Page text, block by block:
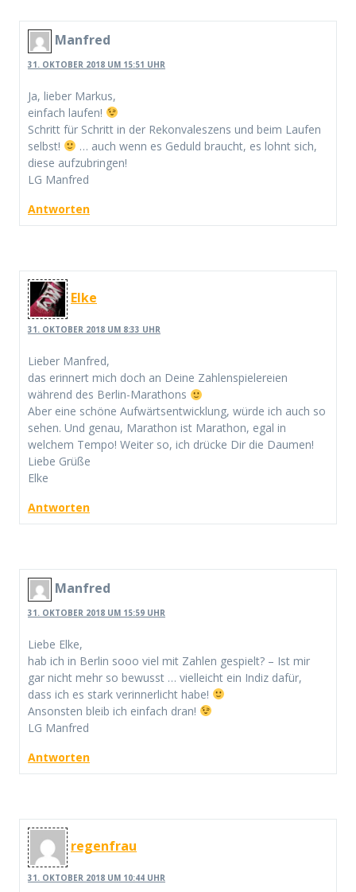
Manfred
31. OKTOBER 2018 UM 15:51 UHR
Ja, lieber Markus,
einfach laufen!
Schritt für Schritt in der Rekonvaleszens und beim Laufen
selbst!
… auch wenn es Geduld braucht, es lohnt sich,
diese aufzubringen!
LG Manfred
Antworten
Elke
31. OKTOBER 2018 UM 8:33 UHR
Lieber Manfred,
das erinnert mich doch an Deine Zahlenspielereien
während des Berlin-Marathons
Aber eine schöne Aufwärtsentwicklung, würde ich auch so
sehen. Und genau, Marathon ist Marathon, egal in
welchem Tempo! Weiter so, ich drücke Dir die Daumen!
Liebe Grüße
Elke
Antworten
Manfred
31. OKTOBER 2018 UM 15:59 UHR
Liebe Elke,
hab ich in Berlin sooo viel mit Zahlen gespielt? – Ist mir
gar nicht mehr so bewusst … vielleicht ein Indiz dafür,
dass ich es stark verinnerlicht habe!
Ansonsten bleib ich einfach dran!
LG Manfred
Antworten
regenfrau
31. OKTOBER 2018 UM 10:44 UHR